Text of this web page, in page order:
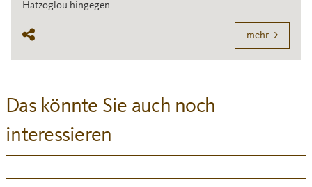
Hatzoglou hingegen
mehr
Das könnte Sie auch noch
interessieren